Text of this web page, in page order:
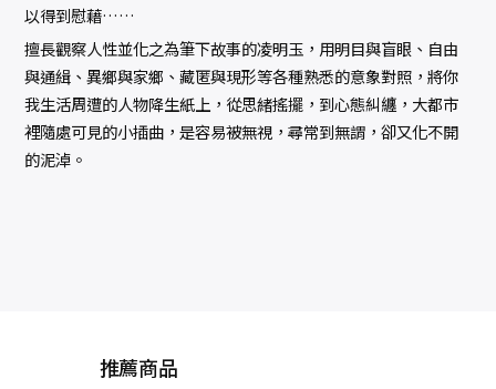
以得到慰藉……
擅長觀察人性並化之為筆下故事的凌明玉，用明目與盲眼、自由
與通緝、異鄉與家鄉、藏匿與現形等各種熟悉的意象對照，將你
我生活周遭的人物降生紙上，從思緒搖擺，到心態糾纏，大都市
裡隨處可見的小插曲，是容易被無視，尋常到無謂，卻又化不開
的泥淖。
推薦商品